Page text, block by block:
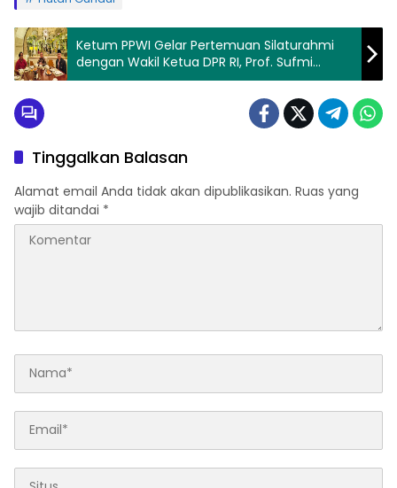
Ketum PPWI Gelar Pertemuan Silaturahmi
dengan Wakil Ketua DPR RI, Prof. Sufmi
Dasco Ahmad
Tinggalkan Balasan
Alamat email Anda tidak akan dipublikasikan. Ruas yang
wajib ditandai *